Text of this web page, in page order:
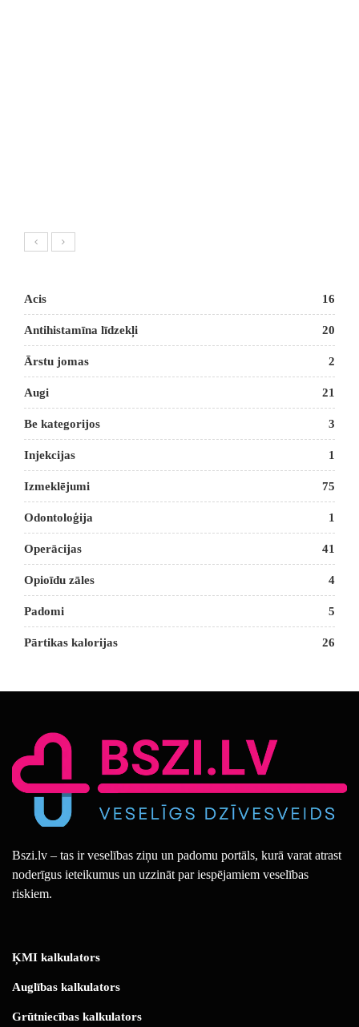
Acis 16
Antihistamīna līdzekļi 20
Ārstu jomas 2
Augi 21
Be kategorijos 3
Injekcijas 1
Izmeklējumi 75
Odontoloģija 1
Operācijas 41
Opioīdu zāles 4
Padomi 5
Pārtikas kalorijas 26
Bszi.lv – tas ir veselības ziņu un padomu portāls, kurā varat atrast
noderīgus ieteikumus un uzzināt par iespējamiem veselības
riskiem.
ĶMI kalkulators
Auglības kalkulators
Grūtniecības kalkulators